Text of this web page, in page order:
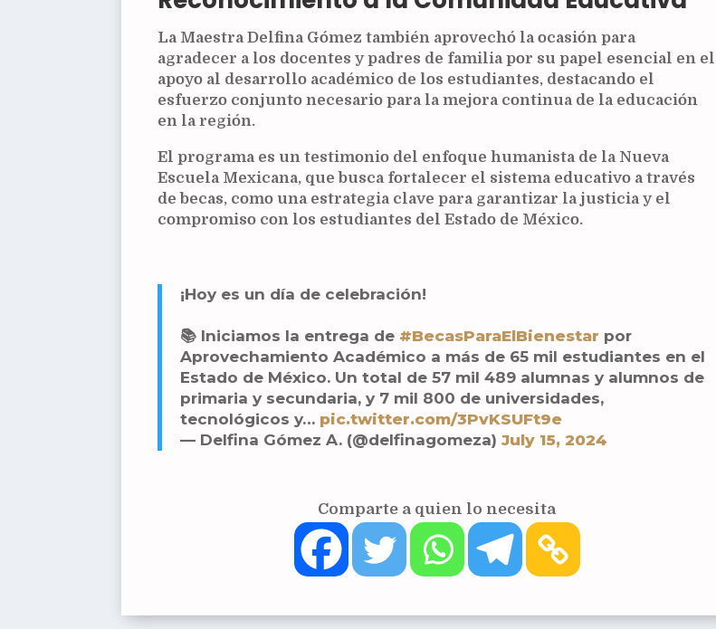
La Maestra Delfina Gómez también aprovechó la ocasión para
agradecer a los docentes y padres de familia por su papel esencial en el
apoyo al desarrollo académico de los estudiantes, destacando el
esfuerzo conjunto necesario para la mejora continua de la educación
en la región.
El programa es un testimonio del enfoque humanista de la Nueva
Escuela Mexicana, que busca fortalecer el sistema educativo a través
de becas, como una estrategia clave para garantizar la justicia y el
compromiso con los estudiantes del Estado de México.
¡Hoy es un día de celebración!
📚 Iniciamos la entrega de #BecasParaElBienestar por
Aprovechamiento Académico a más de 65 mil estudiantes en el
Estado de México. Un total de 57 mil 489 alumnas y alumnos de
primaria y secundaria, y 7 mil 800 de universidades,
tecnológicos y… pic.twitter.com/3PvKSUFt9e
— Delfina Gómez A. (@delfinagomeza)July 15, 2024
Comparte a quien lo necesita